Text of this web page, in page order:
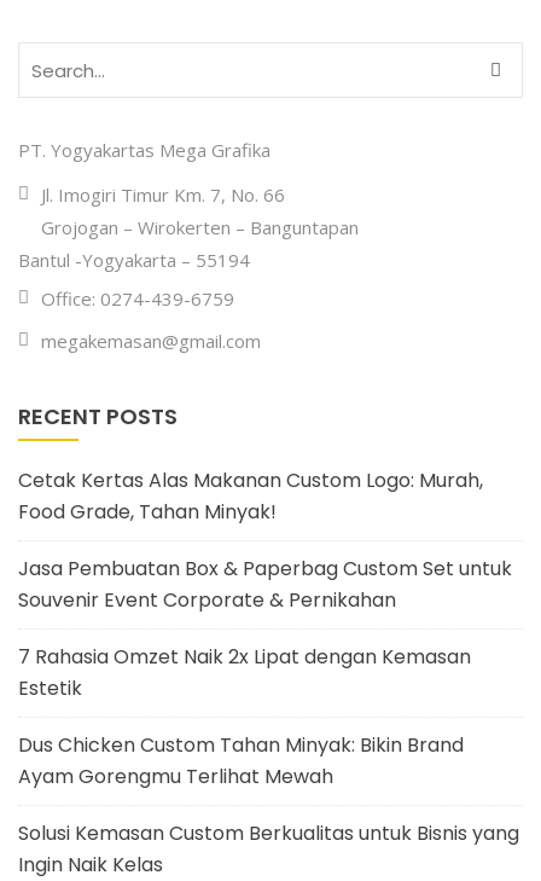
PT. Yogyakartas Mega Grafika
Jl. Imogiri Timur Km. 7, No. 66
Grojogan – Wirokerten – Banguntapan
Bantul -Yogyakarta – 55194
Office: 0274-439-6759
megakemasan@gmail.com
RECENT POSTS
Cetak Kertas Alas Makanan Custom Logo: Murah,
Food Grade, Tahan Minyak!
Jasa Pembuatan Box & Paperbag Custom Set untuk
Souvenir Event Corporate & Pernikahan
7 Rahasia Omzet Naik 2x Lipat dengan Kemasan
Estetik
Dus Chicken Custom Tahan Minyak: Bikin Brand
Ayam Gorengmu Terlihat Mewah
Solusi Kemasan Custom Berkualitas untuk Bisnis yang
Ingin Naik Kelas